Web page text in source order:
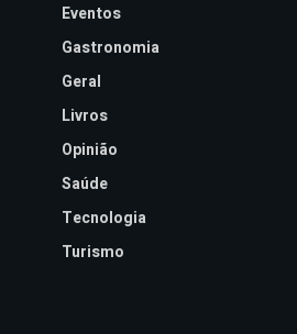
Eventos
Gastronomia
Geral
Livros
Opinião
Saúde
Tecnologia
Turismo